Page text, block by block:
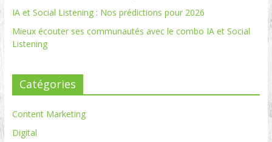
IA et Social Listening : Nos prédictions pour 2026
Mieux écouter ses communautés avec le combo IA et Social
Listening
Catégories
Content Marketing
Digital